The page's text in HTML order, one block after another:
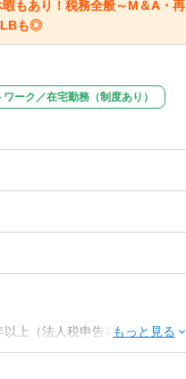
もあり！税務全般～M＆A・再
も◎
ワーク／在宅勤務（制度あり）
上（法人税申告書作成経験必
相続1科目合格者歓迎）or 公認